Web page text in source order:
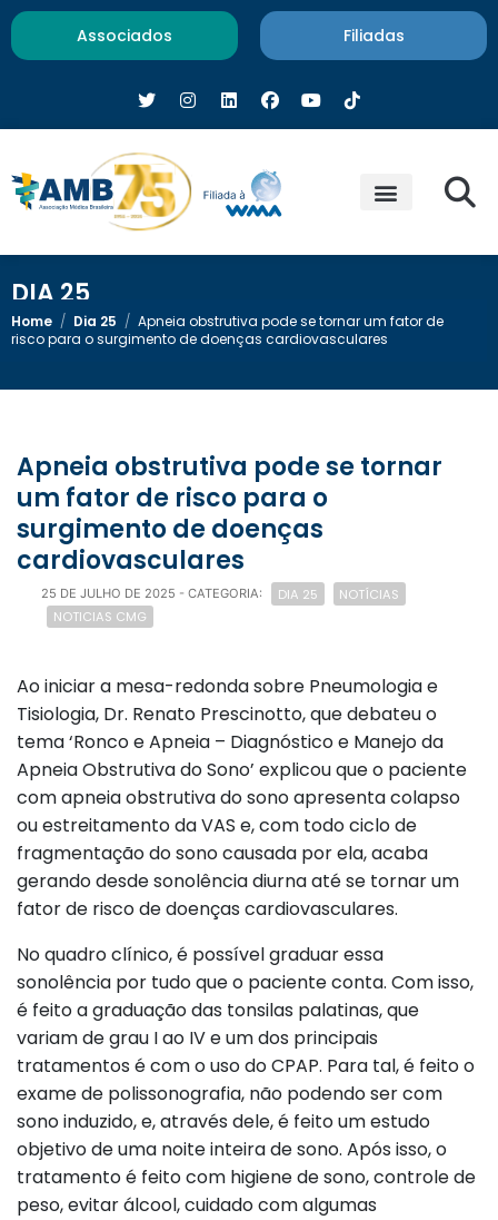
Associados Filiadas
DIA 25
Home / Dia 25 / Apneia obstrutiva pode se tornar um fator de
risco para o surgimento de doenças cardiovasculares
Apneia obstrutiva pode se tornar
um fator de risco para o
surgimento de doenças
cardiovasculares
25 DE JULHO DE 2025 - CATEGORIA: DIA 25
NOTÍCIAS
NOTICIAS CMG
Ao iniciar a mesa-redonda sobre Pneumologia e
Tisiologia, Dr. Renato Prescinotto, que debateu o
tema ‘Ronco e Apneia – Diagnóstico e Manejo da
Apneia Obstrutiva do Sono’ explicou que o paciente
com apneia obstrutiva do sono apresenta colapso
ou estreitamento da VAS e, com todo ciclo de
fragmentação do sono causada por ela, acaba
gerando desde sonolência diurna até se tornar um
fator de risco de doenças cardiovasculares.
No quadro clínico, é possível graduar essa
sonolência por tudo que o paciente conta. Com isso,
é feito a graduação das tonsilas palatinas, que
variam de grau I ao IV e um dos principais
tratamentos é com o uso do CPAP. Para tal, é feito o
exame de polissonografia, não podendo ser com
sono induzido, e, através dele, é feito um estudo
objetivo de uma noite inteira de sono. Após isso, o
tratamento é feito com higiene de sono, controle de
peso, evitar álcool, cuidado com algumas